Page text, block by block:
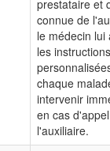
prestataire et
connue de
le médecin lui
les instructions
chaque
intervenir
en cas
l'auxiliaire.